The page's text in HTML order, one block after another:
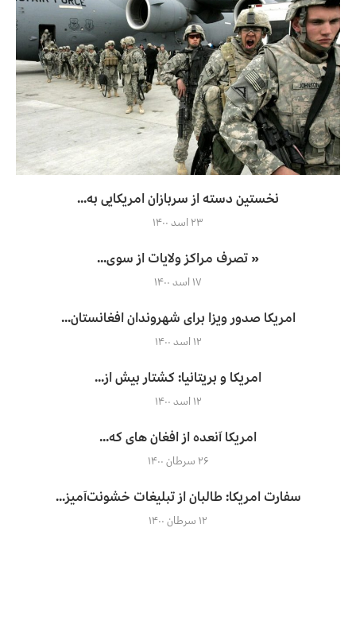
نخستین دسته از سربازان امریکایی به...
۲۳ اسد ۱۴۰۰
« تصرف مراکز ولایات از سوی...
۱۷ اسد ۱۴۰۰
امریکا صدور ویزا برای شهروندان افغانستان...
۱۲ اسد ۱۴۰۰
امریکا و بریتانیا: کشتار بیش از...
۱۲ اسد ۱۴۰۰
امریکا آنعده از افغان های که...
۲۶ سرطان ۱۴۰۰
سفارت امریکا: طالبان از تبلیغات خشونت‌آمیز...
۱۲ سرطان ۱۴۰۰